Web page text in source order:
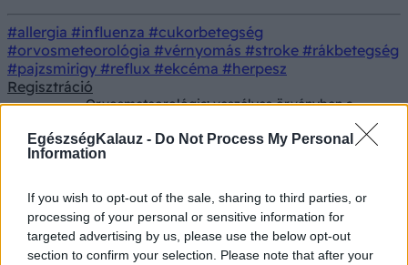
EgészségKalauz - Do Not Process My Personal
Information
If you wish to opt-out of the sale, sharing to third parties, or
processing of your personal or sensitive information for
targeted advertising by us, please use the below opt-out
section to confirm your selection. Please note that after your
#allergia #influenza #cukorbetegség
#orvosmeteorológia #vérnyomás #stroke #rákbetegség
#pajzsmirigy #reflux #ekcéma #herpesz
Regisztráció
Orvosmeteorológia: veszélyes örvényben a
szívünk! Vasárnap esélye sincs alkalmazkodni a
testünknek
örvényben a szívünk! Vasárnap
esélye sincs alkalmazkodni a
testünknek